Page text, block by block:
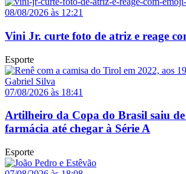
08/08/2026 às 12:21
Vini Jr. curte foto de atriz e reage
Esporte
07/08/2026 às 18:41
Artilheiro da Copa do Brasil saiu
farmácia até chegar à Série A
Esporte